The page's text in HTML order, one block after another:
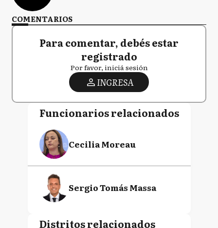
COMENTARIOS
Para comentar, debés estar
registrado
Por favor, iniciá sesión
INGRESA
Funcionarios relacionados
Cecilia Moreau
Sergio Tomás Massa
Distritos relacionados